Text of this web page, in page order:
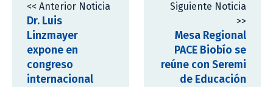
<< Anterior Noticia
Dr. Luis
Linzmayer
expone en
congreso
internacional
Siguiente Noticia
>>
Mesa Regional
PACE Biobío se
reúne con Seremi
de Educación